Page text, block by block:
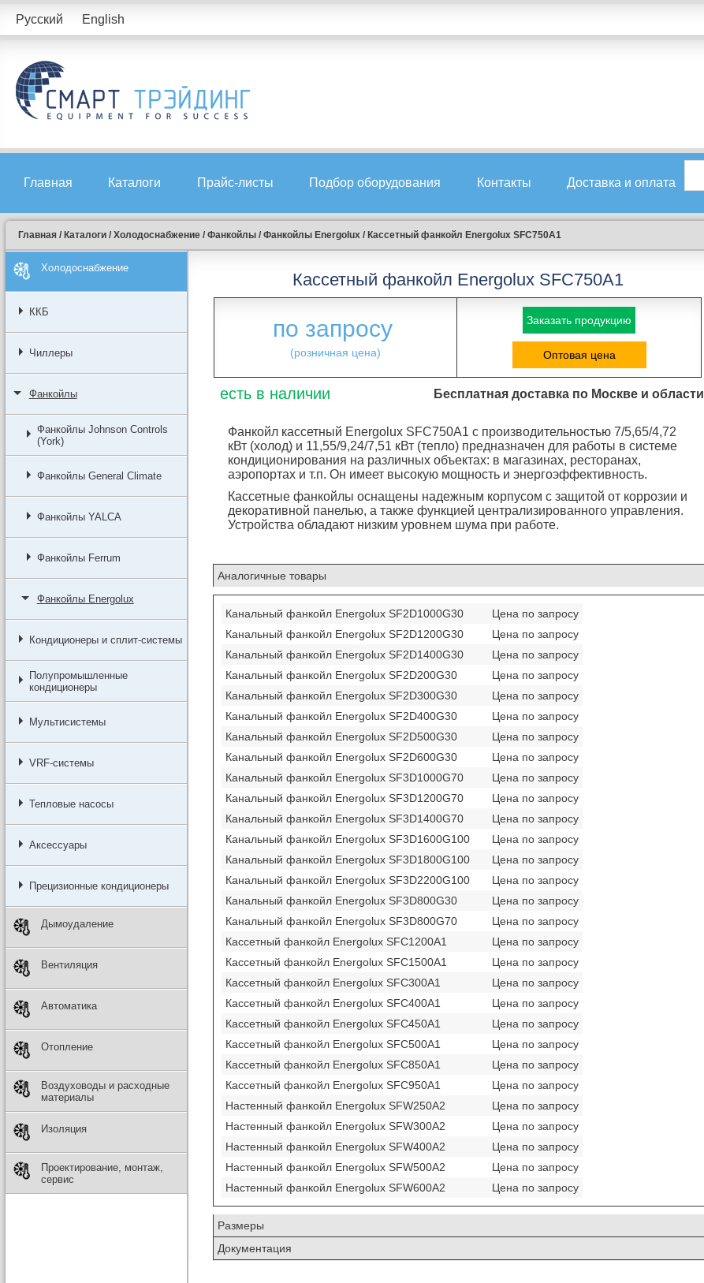
Русский English
Главная Каталоги Прайс-листы Подбор оборудования Контакты Доставка и оплата
Главная / Каталоги / Холодоснабжение / Фанкойлы / Фанкойлы Energolux / Кассетный фанкойл Energolux SFC750A1
Холодоснабжение
ККБ
Чиллеры
Фанкойлы
Фанкойлы Johnson Controls
(York)
Фанкойлы General Climate
Фанкойлы YALCA
Фанкойлы Ferrum
Фанкойлы Energolux
Кондиционеры и сплит-системы
Полупромышленные
кондиционеры
Мультисистемы
VRF-системы
Тепловые насосы
Аксессуары
Прецизионные кондиционеры
Дымоудаление
Вентиляция
Автоматика
Отопление
Воздуховоды и расходные
материалы
Изоляция
Проектирование, монтаж,
сервис
Кассетный фанкойл Energolux SFC750A1
по запросу
(розничная цена)
Заказать продукцию
Оптовая цена
есть в наличии Бесплатная доставка по Москве и области
Фанкойл кассетный Energolux SFC750A1 с производительностью 7/5,65/4,72
кВт (холод) и 11,55/9,24/7,51 кВт (тепло) предназначен для работы в системе
кондиционирования на различных объектах: в магазинах, ресторанах,
аэропортах и т.п. Он имеет высокую мощность и энергоэффективность.
Кассетные фанкойлы оснащены надежным корпусом с защитой от коррозии и
декоративной панелью, а также функцией централизированного управления.
Устройства обладают низким уровнем шума при работе.
Аналогичные товары
Канальный фанкойл Energolux SF2D1000G30
Цена по запросу
Канальный фанкойл Energolux SF2D1200G30
Цена по запросу
Канальный фанкойл Energolux SF2D1400G30
Цена по запросу
Канальный фанкойл Energolux SF2D200G30
Цена по запросу
Канальный фанкойл Energolux SF2D300G30
Цена по запросу
Канальный фанкойл Energolux SF2D400G30
Цена по запросу
Канальный фанкойл Energolux SF2D500G30
Цена по запросу
Канальный фанкойл Energolux SF2D600G30
Цена по запросу
Канальный фанкойл Energolux SF3D1000G70
Цена по запросу
Канальный фанкойл Energolux SF3D1200G70
Цена по запросу
Канальный фанкойл Energolux SF3D1400G70
Цена по запросу
Канальный фанкойл Energolux SF3D1600G100
Цена по запросу
Канальный фанкойл Energolux SF3D1800G100
Цена по запросу
Канальный фанкойл Energolux SF3D2200G100
Цена по запросу
Канальный фанкойл Energolux SF3D800G30
Цена по запросу
Канальный фанкойл Energolux SF3D800G70
Цена по запросу
Кассетный фанкойл Energolux SFC1200A1
Цена по запросу
Кассетный фанкойл Energolux SFC1500A1
Цена по запросу
Кассетный фанкойл Energolux SFC300A1
Цена по запросу
Кассетный фанкойл Energolux SFC400A1
Цена по запросу
Кассетный фанкойл Energolux SFC450A1
Цена по запросу
Кассетный фанкойл Energolux SFC500A1
Цена по запросу
Кассетный фанкойл Energolux SFC850A1
Цена по запросу
Кассетный фанкойл Energolux SFC950A1
Цена по запросу
Настенный фанкойл Energolux SFW250A2
Цена по запросу
Настенный фанкойл Energolux SFW300A2
Цена по запросу
Настенный фанкойл Energolux SFW400A2
Цена по запросу
Настенный фанкойл Energolux SFW500A2
Цена по запросу
Настенный фанкойл Energolux SFW600A2
Цена по запросу
Размеры
Документация